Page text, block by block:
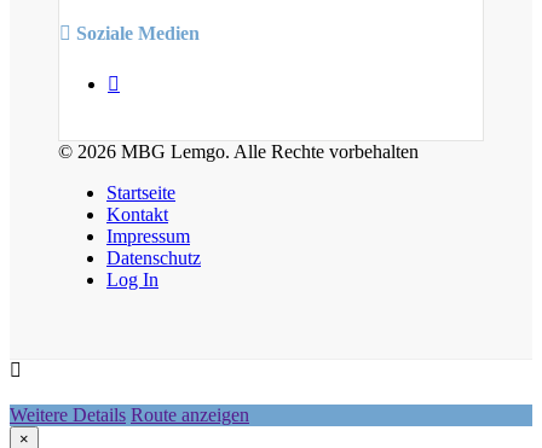
Soziale Medien
© 2026 MBG Lemgo. Alle Rechte vorbehalten
Startseite
Kontakt
Impressum
Datenschutz
Log In
Weitere Details Route anzeigen
×